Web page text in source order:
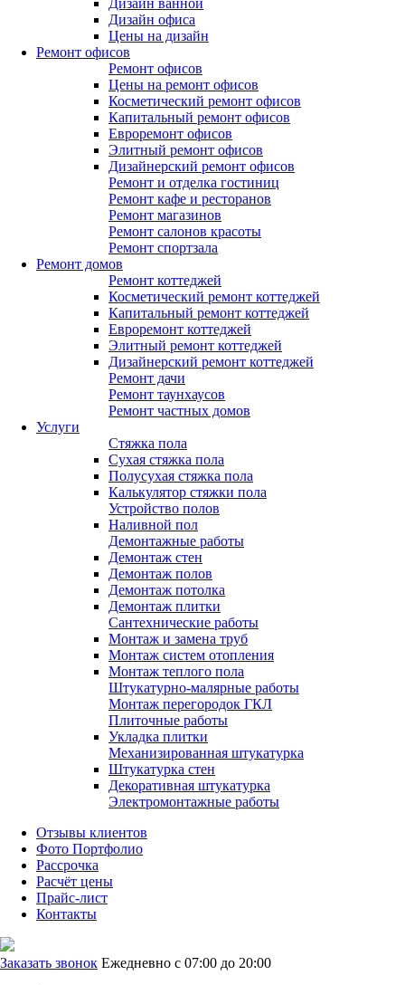
Дизайн ванной
Дизайн офиса
Цены на дизайн
Ремонт офисов
Ремонт офисов
Цены на ремонт офисов
Косметический ремонт офисов
Капитальный ремонт офисов
Евроремонт офисов
Элитный ремонт офисов
Дизайнерский ремонт офисов
Ремонт и отделка гостиниц
Ремонт кафе и ресторанов
Ремонт магазинов
Ремонт салонов красоты
Ремонт спортзала
Ремонт домов
Ремонт коттеджей
Косметический ремонт коттеджей
Капитальный ремонт коттеджей
Евроремонт коттеджей
Элитный ремонт коттеджей
Дизайнерский ремонт коттеджей
Ремонт дачи
Ремонт таунхаусов
Ремонт частных домов
Услуги
Стяжка пола
Сухая стяжка пола
Полусухая стяжка пола
Калькулятор стяжки пола
Устройство полов
Наливной пол
Демонтажные работы
Демонтаж стен
Демонтаж полов
Демонтаж потолка
Демонтаж плитки
Сантехнические работы
Монтаж и замена труб
Монтаж систем отопления
Монтаж теплого пола
Штукатурно-малярные работы
Монтаж перегородок ГКЛ
Плиточные работы
Укладка плитки
Механизированная штукатурка
Штукатурка стен
Декоративная штукатурка
Электромонтажные работы
Отзывы клиентов
Фото Портфолио
Рассрочка
Расчёт цены
Прайс-лист
Контакты
Заказать звонок Ежедневно с 07:00 до 20:00